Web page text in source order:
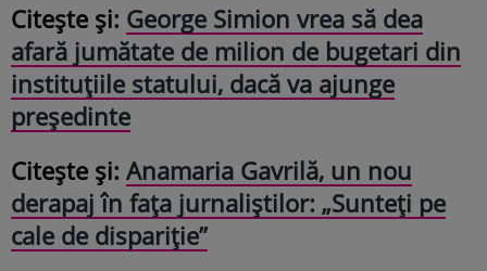
Citește și: George Simion vrea să dea
afară jumătate de milion de bugetari din
instituțiile statului, dacă va ajunge
președinte
Citește și: Anamaria Gavrilă, un nou
derapaj în fața jurnaliștilor: „Sunteți pe
cale de dispariție”